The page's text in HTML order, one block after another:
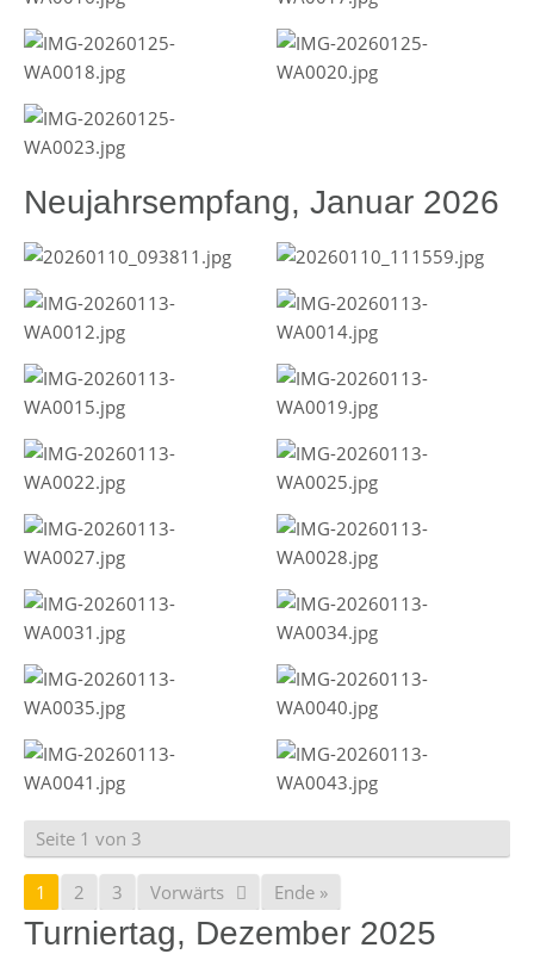
Neujahrsempfang, Januar 2026
Seite 1 von 3
1 2 3 Vorwärts Ende »
Turniertag, Dezember 2025